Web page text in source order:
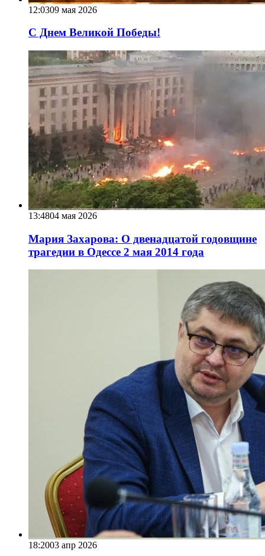
12:0309 мая 2026
С Днем Великой Победы!
13:4804 мая 2026
Мария Захарова: О двенадцатой годовщине
трагедии в Одессе 2 мая 2014 года
18:2003 апр 2026